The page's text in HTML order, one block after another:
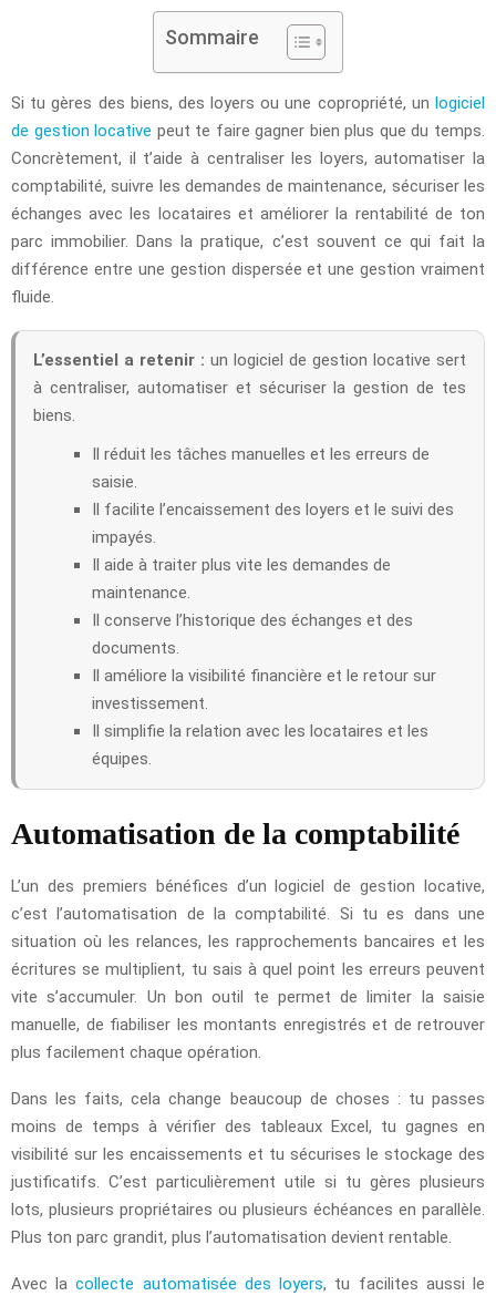
Sommaire
Si tu gères des biens, des loyers ou une copropriété, un logiciel
de gestion locative peut te faire gagner bien plus que du temps.
Concrètement, il t’aide à centraliser les loyers, automatiser la
comptabilité, suivre les demandes de maintenance, sécuriser les
échanges avec les locataires et améliorer la rentabilité de ton
parc immobilier. Dans la pratique, c’est souvent ce qui fait la
différence entre une gestion dispersée et une gestion vraiment
fluide.
L’essentiel a retenir : un logiciel de gestion locative sert
à centraliser, automatiser et sécuriser la gestion de tes
biens.
Il réduit les tâches manuelles et les erreurs de
saisie.
Il facilite l’encaissement des loyers et le suivi des
impayés.
Il aide à traiter plus vite les demandes de
maintenance.
Il conserve l’historique des échanges et des
documents.
Il améliore la visibilité financière et le retour sur
investissement.
Il simplifie la relation avec les locataires et les
équipes.
Automatisation de la comptabilité
L’un des premiers bénéfices d’un logiciel de gestion locative,
c’est l’automatisation de la comptabilité. Si tu es dans une
situation où les relances, les rapprochements bancaires et les
écritures se multiplient, tu sais à quel point les erreurs peuvent
vite s’accumuler. Un bon outil te permet de limiter la saisie
manuelle, de fiabiliser les montants enregistrés et de retrouver
plus facilement chaque opération.
Dans les faits, cela change beaucoup de choses : tu passes
moins de temps à vérifier des tableaux Excel, tu gagnes en
visibilité sur les encaissements et tu sécurises le stockage des
justificatifs. C’est particulièrement utile si tu gères plusieurs
lots, plusieurs propriétaires ou plusieurs échéances en parallèle.
Plus ton parc grandit, plus l’automatisation devient rentable.
Avec lacollecte automatisée des loyers, tu facilites aussi le